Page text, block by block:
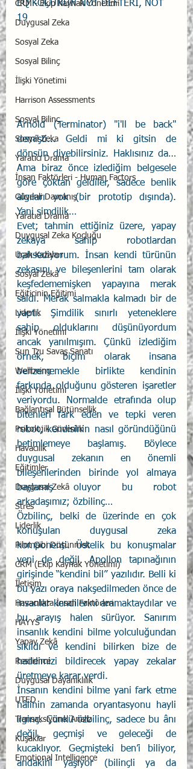
CRM - Ekip Kaynak Yönetimi
Duygusal Zeka
Sosyal Zeka
Sosyal Bilinç
İlişki Yönetimi
Harrison Assessments
Sosyal Bilinç
Sosyal Zeka
Yaratıcı Drama
İnsan Faktörleri - Human Factors
Güvenli Davranış
Yaratıcı Drama
Duygusal Zeka Koçluğu
Uçak Kazaları
Sosyal Zekâ
Eğiticinin Eğitimi
Liderlik
İlişki Yönetimi
Sun Tzu Savaş Sanatı
Wellbeing
İlişki Yönetimi
Bağlantısal Bütünsellik
Psikolojik Güvenlik
Havacılık
Eğitimler
Duygusal Zekâ
Stres
Liderlik
Pilot Gibi Düşünmek
CRM (Ekip Kaynak Yönetimi)
İletişim
Havacılıkta İnsan Faktörleri
HAYYS
Yapay Zekâ
Resilience
Duygusal Dayanıklılık
UTED
Transaksiyonel Analiz
Kuşaklar
Emotional Intelligence
EQ KOÇUNUN NOT DEFTERİ, NOT
19
Arnold (Terminator) "i'll be back"
demişti... Geldi mi ki gitsin de
dönsün diyebilirsiniz. Haklısınız da…
Ama biraz önce izlediğim belgesele
göre çoktan geldiler, sadece benlik
algıları yok (bir prototip dışında).
Yani şimdilik…
Evet; tahmin ettiğiniz üzere, yapay
zekaya sahip robotlardan
bahsediyorum. İnsan kendi türünün
zekasını ve bileşenlerini tam olarak
keşfedememişken yapayına merak
saldı. Merak salmakla kalmadı bir de
yaptı. Şimdilik sınırlı yeteneklere
sahip olduklarını düşünüyordum
ancak yanılmışım. Çünkü izlediğim
örnek, biçim olarak insana
benzememekle birlikte kendinin
farkında olduğunu gösteren işaretler
veriyordu. Normalde etrafında olup
bitenleri fark eden ve tepki veren
robot, kendisinin nasıl göründüğünü
betimlemeye başlamış. Böylece
duygusal zekanın en önemli
bileşenlerinden birinde yol almaya
başlamış oluyor bu robot
arkadaşımız; özbilinç…
Özbilinç, belki de üzerinde en çok
konuşulan duygusal zeka
komponenti. Üstelik bu konuşmalar
yeni de değil. Apollon tapınağının
girişinde “kendini bil” yazılıdır. Belli ki
bu yazı oraya nakşedilmeden önce de
insanlar kendilerini aramaktaydılar ve
bu arayış halen sürüyor. Sanırım
insanlık kendini bilme yolculuğundan
sıkıldı ve kendini bilirken bize de
haddimizi bildirecek yapay zekalar
üretmeye karar verdi.
İnsanın kendini bilme yani fark etme
hâlinin zamanda oryantasyonu hayli
ilginç. Çünkü özbilinç, sadece bu ânı
değil, geçmişi ve geleceği de
kucaklıyor. Geçmişteki ben’i biliyor,
andakini yaşıyor (bilinçli ya da